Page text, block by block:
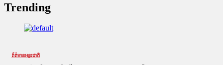
Trending
ព័ត៌មានអន្តរជាតិ